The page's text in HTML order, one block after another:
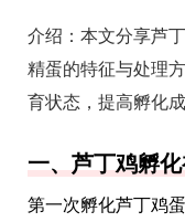
介绍： 本文分享芦
精蛋的特征与处理
育状态，提高孵化成
一、芦丁鸡孵
第一次孵化芦丁鸡